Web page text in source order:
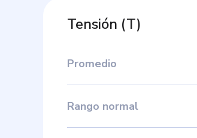
Tensión (T)
Promedio
Rango normal